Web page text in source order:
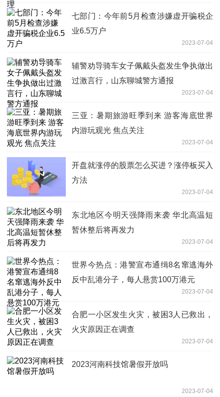
七部门：今年前5月检查涉嫌虚开骗税企
业6.5万户
2023-07-04
辅警劝导骑车女子佩戴头盔发生争执做出
过激言行，山东聊城警方通报
2023-07-04
三亚：暑期旅游旺季到来 游客海底世界
内游玩观光 焦点关注
2023-07-04
开盘就涨停的股票怎么买进？涨停板买入
方法
2023-07-04
东北地区今明天强降雨来袭 华北高温短
暂休整后将再发力
2023-07-04
世界今热点：港警宣布通缉8名窜逃海外
反中乱港分子，每人悬赏100万港元
2023-07-04
合肥一小区发生火灾，被困3人已救出，
火灾原因正在调查
2023-07-04
2023河南科技馆暑假开放吗
2023-07-04